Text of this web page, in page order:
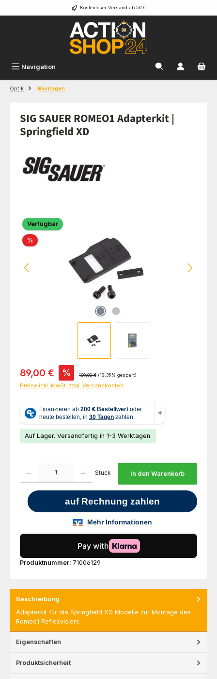
Zum Hauptinhalt springen Kostenloser Versand ab 50 €
Navigation
Optik Montagen
SIG SAUER ROMEO1 Adapterkit |
Springfield XD
Bildergalerie überspringen
Verfügbar
% Rabatt
Verkaufspreis:
89,00 € % Regulärer Preis:
109,00 € (18.35% gespart)
Preise inkl. MwSt. zzgl. Versandkosten
Auf Lager. Versandfertig in 1-3 Werktagen.
Stück In den Warenkorb
Produktnummer: 71006129
Beschreibung
Adapterkit für die Springfield XD Modelle zur Montage des
Romeo1 Reflexvisiers.
Eigenschaften
Produktsicherheit